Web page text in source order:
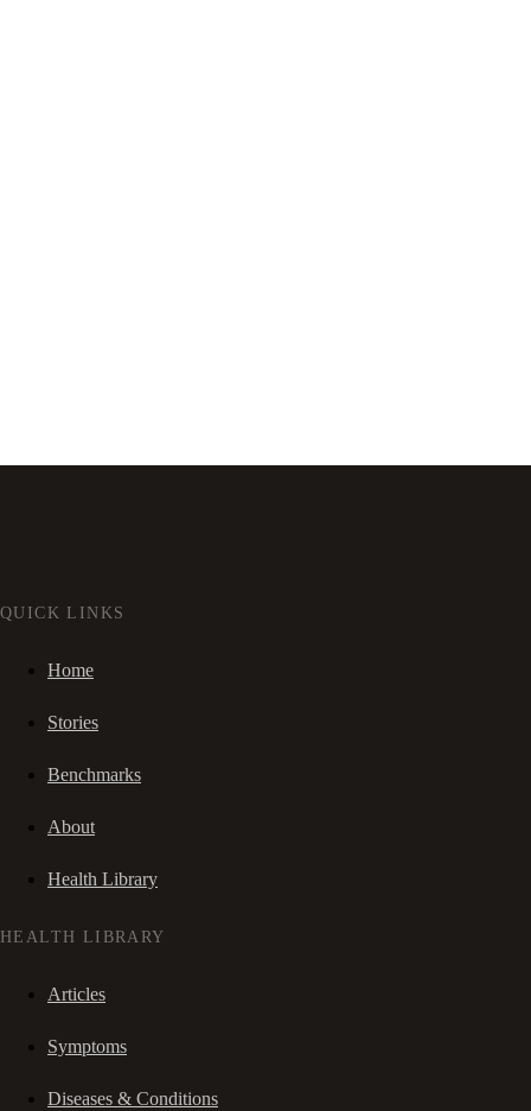
QUICK LINKS
Home
Stories
Benchmarks
About
Health Library
HEALTH LIBRARY
Articles
Symptoms
Diseases & Conditions